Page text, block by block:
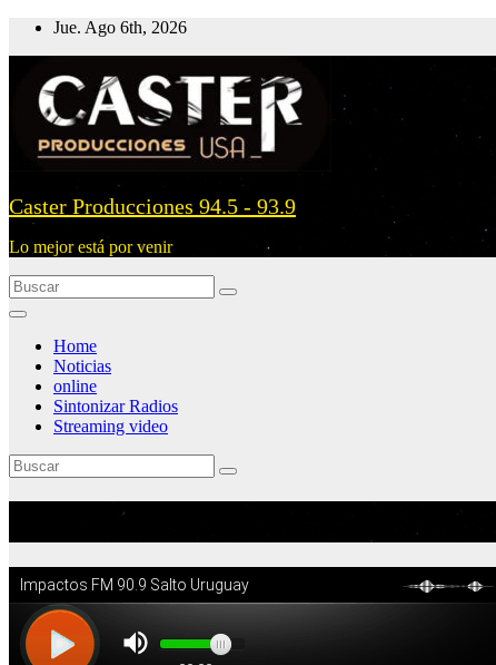
Jue. Ago 6th, 2026
Caster Producciones 94.5 - 93.9
Lo mejor está por venir
Home
Noticias
online
Sintonizar Radios
Streaming video
Sintonizar Radios